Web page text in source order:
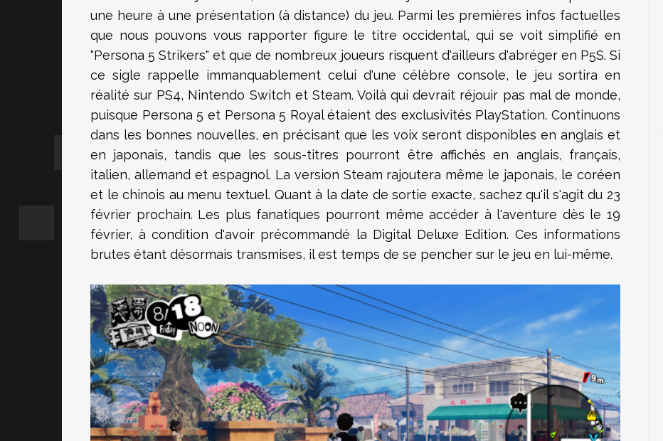
une heure à une présentation (à distance) du jeu. Parmi les premières infos factuelles
que nous pouvons vous rapporter figure le titre occidental, qui se voit simplifié en
"Persona 5 Strikers" et que de nombreux joueurs risquent d'ailleurs d'abréger en P5S. Si
ce sigle rappelle immanquablement celui d'une célèbre console, le jeu sortira en
réalité sur PS4, Nintendo Switch et Steam. Voilà qui devrait réjouir pas mal de monde,
puisque Persona 5 et Persona 5 Royal étaient des exclusivités PlayStation. Continuons
dans les bonnes nouvelles, en précisant que les voix seront disponibles en anglais et
en japonais, tandis que les sous-titres pourront être affichés en anglais, français,
italien, allemand et espagnol. La version Steam rajoutera même le japonais, le coréen
et le chinois au menu textuel. Quant à la date de sortie exacte, sachez qu'il s'agit du 23
février prochain. Les plus fanatiques pourront même accéder à l'aventure dès le 19
février, à condition d'avoir précommandé la Digital Deluxe Edition. Ces informations
brutes étant désormais transmises, il est temps de se pencher sur le jeu en lui-même.